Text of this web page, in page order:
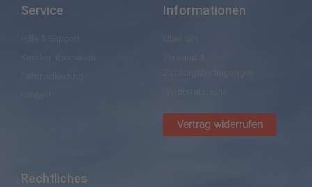
Service
Hilfe & Support
Informationen
Vertrag widerrufen
Rechtliches